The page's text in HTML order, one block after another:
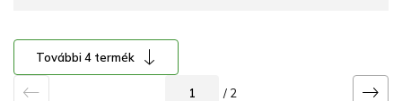
További 4 termék
/ 2